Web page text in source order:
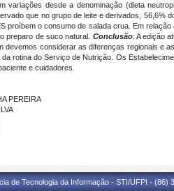
variações desde a denominação (dieta
que no grupo de leite e derivados, 56,6%
proíbem o consumo de salada crua. Em
preparo de suco natural. Conclusão: A edição
devemos considerar as diferenças regionais e
rotina do Serviço de Nutrição. Os
e cuidadores.
PEREIRA
de Tecnologia da Informação - STI/UFPI - (86)